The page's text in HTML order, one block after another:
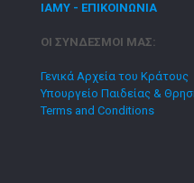
ΙΑΜΥ - ΕΠΙΚΟΙΝΩΝΙΑ
ΟΙ ΣΥΝΔΕΣΜΟΙ ΜΑΣ:
Γενικά Αρχεία του Κράτους
Υπουργείο Παιδείας &
Terms and Conditions